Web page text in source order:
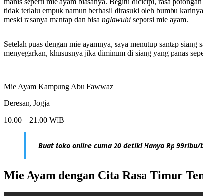
manis seperti mie ayam biasanya. Begitu dicicipi, rasa
tidak terlalu empuk namun berhasil dirasuki oleh bumbu
meski rasanya mantap dan bisa nglawuhi seporsi mie ayam.
Setelah puas dengan mie ayamnya, saya menutup santap
menyegarkan, khususnya jika diminum di siang yang panas
Mie Ayam Kampung Abu Fawwaz
Deresan, Jogja
10.00 – 21.00 WIB
Buat toko online cuma 20 detik! Hanya Rp 99ribu/
Mie Ayam dengan Cita Rasa Timur